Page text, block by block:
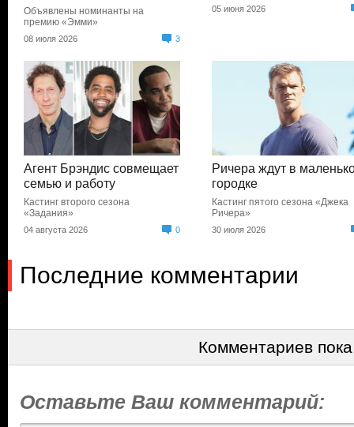
Объявлены номинанты на
премию «Эмми»
08 июля 2026 3
05 июня 2026
Агент Брэндис совмещает
семью и работу
Кастинг второго сезона
«Задания»
04 августа 2026 0
Ричера ждут в
городке
Кастинг пятого сезона «Джека
Ричера»
30 июля 2026
Последние комментарии
Комментариев
Оставьте Ваш комментарий: